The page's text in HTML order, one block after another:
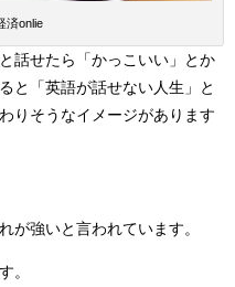
済onlie
話せたら「かっこいい」とか
と「英語が話せない人生」と
りそうなイメージがあります
が強いと言われています。
。